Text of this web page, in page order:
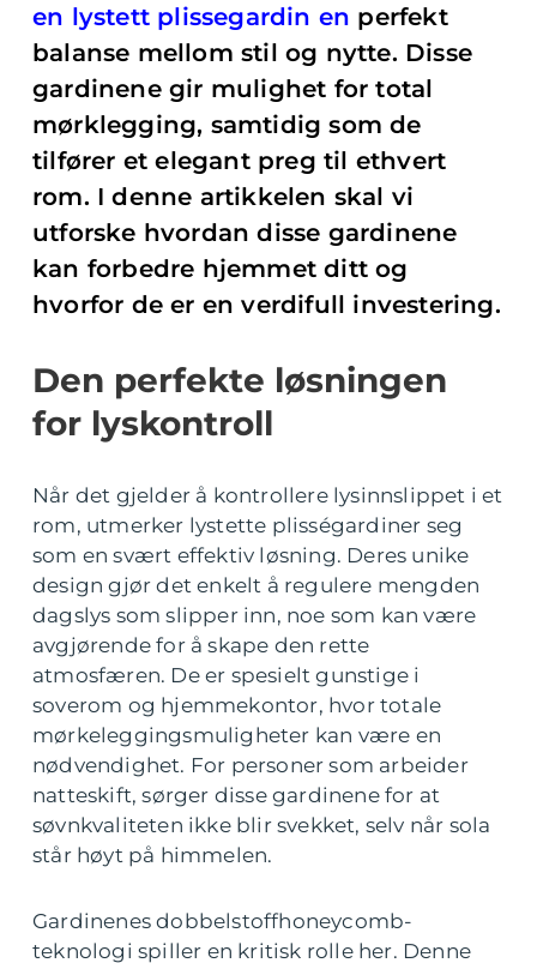
en lystett plissegardin en perfekt
balanse mellom stil og nytte. Disse
gardinene gir mulighet for total
mørklegging, samtidig som de
tilfører et elegant preg til ethvert
rom. I denne artikkelen skal vi
utforske hvordan disse gardinene
kan forbedre hjemmet ditt og
hvorfor de er en verdifull investering.
Den perfekte løsningen
for lyskontroll
Når det gjelder å kontrollere lysinnslippet i et
rom, utmerker lystette plisségardiner seg
som en svært effektiv løsning. Deres unike
design gjør det enkelt å regulere mengden
dagslys som slipper inn, noe som kan være
avgjørende for å skape den rette
atmosfæren. De er spesielt gunstige i
soverom og hjemmekontor, hvor totale
mørkeleggingsmuligheter kan være en
nødvendighet. For personer som arbeider
natteskift, sørger disse gardinene for at
søvnkvaliteten ikke blir svekket, selv når sola
står høyt på himmelen.
Gardinenes dobbelstoffhoneycomb-
teknologi spiller en kritisk rolle her. Denne